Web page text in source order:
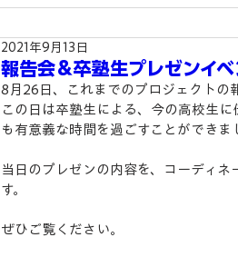
報告会＆卒塾生プレゼンイ
2021年9月13日
8月26日、これまでのプロジェクトの
この日は卒塾生による、今の高校生
も有意義な時間を過ごすことができま
当日のプレゼンの内容を、コーディネ
す。
ぜひご覧ください。